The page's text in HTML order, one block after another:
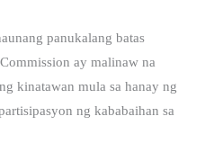
panukalang batas
ay malinaw na
kinatawan mula sa hanay ng
ng kababaihan sa